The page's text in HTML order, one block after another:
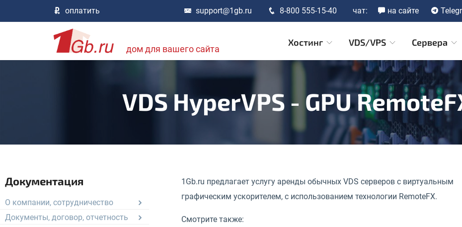
оплатить support@1gb.ru 8-800 555-15-40 чат: на сайте
дом для вашего сайта
Хостинг VDS/VPS Сервера
VDS HyperVPS - GPU
Документация
О компании, сотрудничество
Документы, договор, отчетность
1Gb.ru предлагает услугу аренды обычных VDS серверов с виртуальным
графическим ускорителем, с использованием технологии RemoteFX.
Смотрите также: